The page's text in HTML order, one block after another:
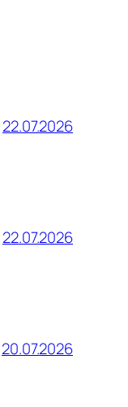
22.07.2026
22.07.2026
20.07.2026